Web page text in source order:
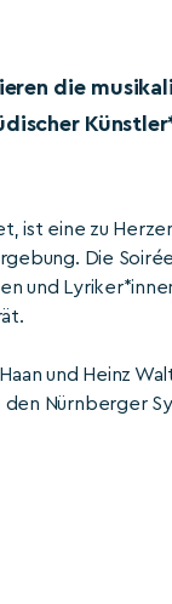
die
ist eine zu
Die
und
und Heinz
Nürnberger